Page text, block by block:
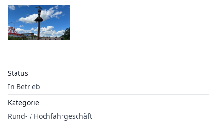
Status
In Betrieb
Kategorie
Rund- / Hochfahrgeschäft